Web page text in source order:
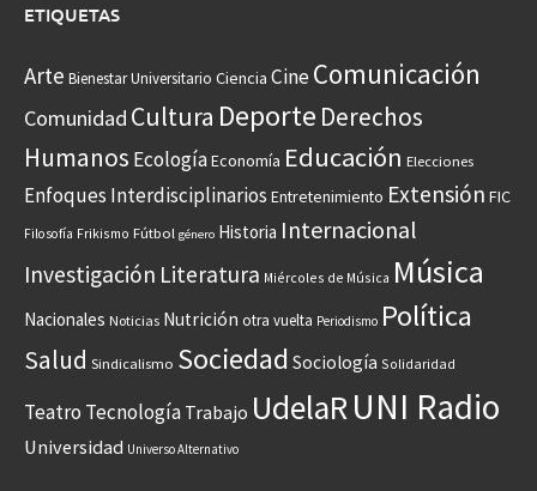
ETIQUETAS
Arte Bienestar Universitario Ciencia CineComunicación
Comunidad Cultura Deporte Derechos
Humanos EcologíaEconomía Educación Elecciones
Enfoques Interdisciplinarios Entretenimiento Extensión FIC
Filosofía Frikismo Fútbol género Historia Internacional
Investigación Literatura Miércoles de Música Música
Nacionales Noticias Nutrición otra vuelta Periodismo Política
Salud Sindicalismo Sociedad Sociología Solidaridad
Teatro Tecnología Trabajo UdelaR UNI Radio
Universidad Universo Alternativo